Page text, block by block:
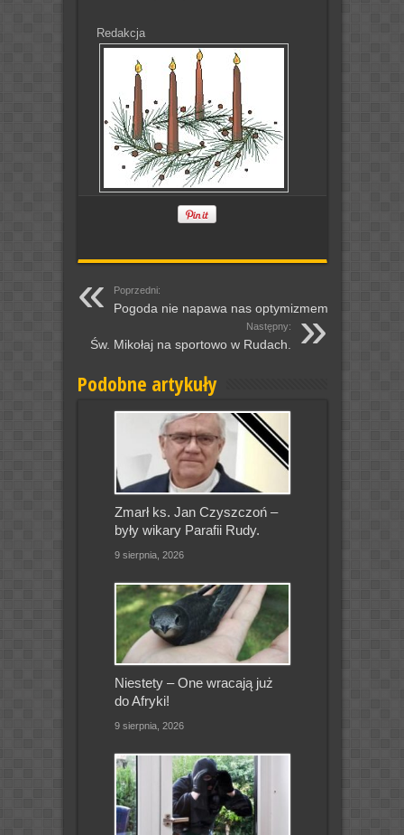
Redakcja
Poprzedni:
Pogoda nie napawa nas optymizmem.
Następny:
Św. Mikołaj na sportowo w Rudach.
Podobne artykuły
Zmarł ks. Jan Czyszczoń –
były wikary Parafii Rudy.
9 sierpnia, 2026
Niestety – One wracają już
do Afryki!
9 sierpnia, 2026